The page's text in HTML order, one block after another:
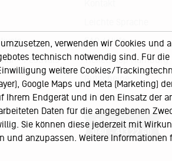
– Festivals
FAQ / Hilfe
Ticketshop Hamburg
Gutscheine
Callback-Service
Ticketservice
040 - 413 22 60
verwenden wir Cookies und
technisch notwendig sind. Für
weitere Cookies/
Google Maps und Meta (Marketing)
Endgerät und in den Einsatz der
Daten für die angegebenen
Sie können diese jederzeit mit
und anzupassen. Weitere